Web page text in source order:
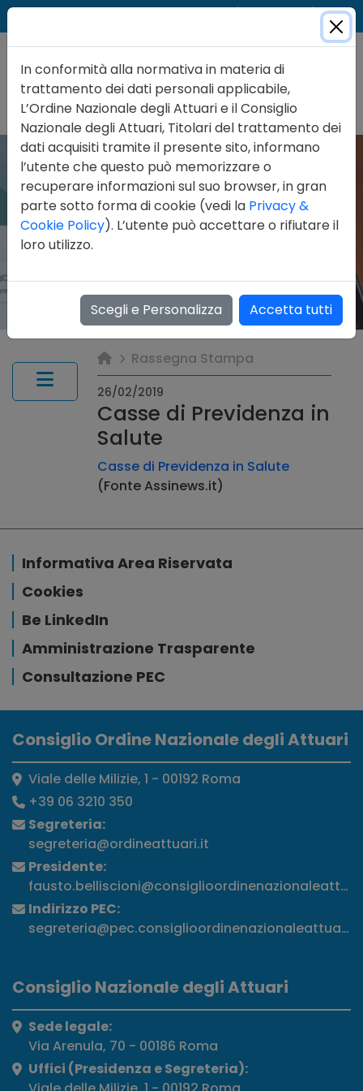
Rassegna Stampa
26/02/2019
Casse di Previdenza in
Salute
Casse di Previdenza in Salute
(Fonte Assinews.it)
Informativa Area Riservata
Cookies
Be LinkedIn
Amministrazione Trasparente
Consultazione PEC
Consiglio Ordine Nazionale degli Attuari
Viale delle Milizie, 1 - 00192 Roma
+39 06 3210 350
Segreteria:
segreteria@ordineattuari.it
Presidente:
Indirizzo PEC:
segreteria@pec.consiglioordinenazionaleattuari.it
Consiglio Nazionale degli Attuari
Sede legale:
Via Arenula, 70 - 00186 Roma
Uffici (Presidenza e Segreteria):
In conformità alla normativa in materia di
trattamento dei dati personali applicabile,
L’Ordine Nazionale degli Attuari e il Consiglio
Nazionale degli Attuari, Titolari del trattamento dei
dati acquisiti tramite il presente sito, informano
l’utente che questo può memorizzare o
recuperare informazioni sul suo browser, in gran
parte sotto forma di cookie (vedi la Privacy &
Cookie Policy). L’utente può accettare o rifiutare il
loro utilizzo.
Scegli e Personalizza Accetta tutti